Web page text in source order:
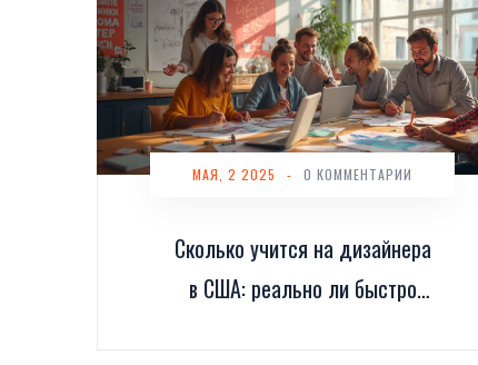
Сколько учится на дизайнера
в США: реально ли быстро
МАЯ, 2 2025 - 0 КОММЕНТАРИИ